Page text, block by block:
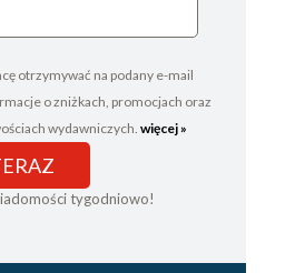
otrzymywać na podany e-mail
o zniżkach, promocjach oraz
wydawniczych. więcej »
tygodniowo!